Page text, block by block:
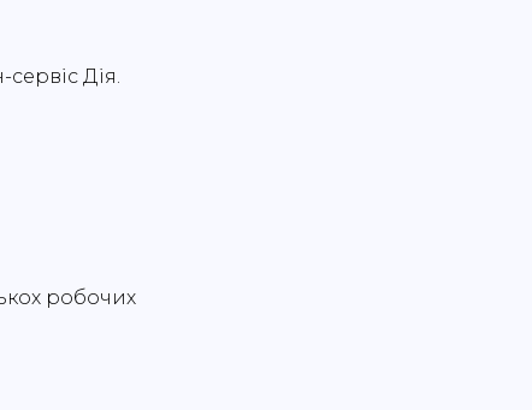
Дія.
робочих